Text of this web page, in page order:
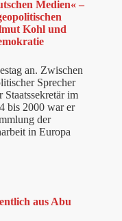
Medien« –
Kohl und
an. Zwischen
Sprecher
im
bis 2000 war er
der
in Europa
aus Abu